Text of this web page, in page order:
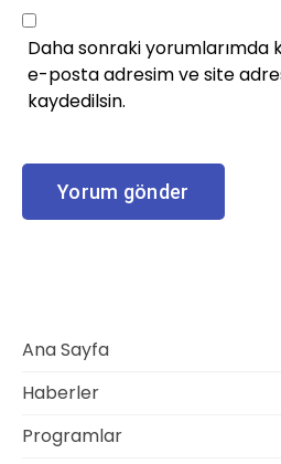
Daha sonraki yorumlarımda
e-posta adresim ve site
kaydedilsin.
Ana Sayfa
Haberler
Programlar